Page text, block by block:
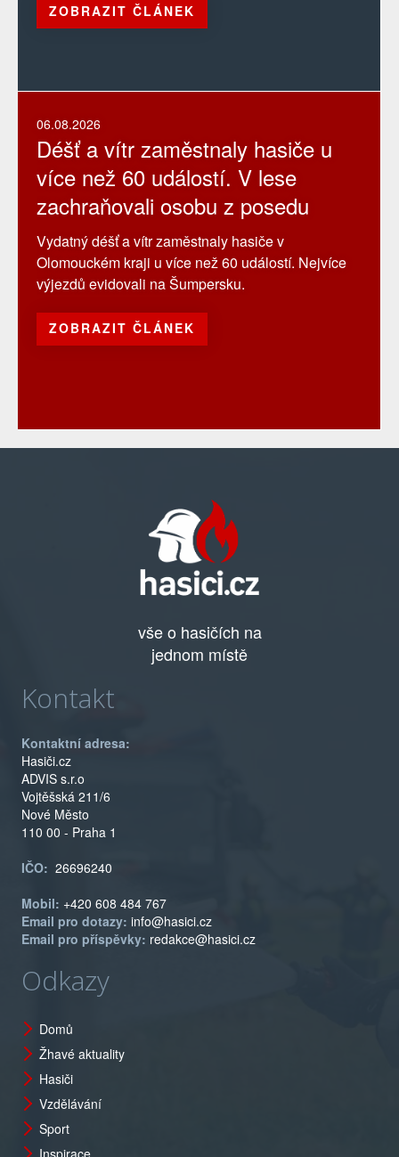
ZOBRAZIT ČLÁNEK
06.08.2026
Déšť a vítr zaměstnaly hasiče u
více než 60 událostí. V lese
zachraňovali osobu z posedu
Vydatný déšť a vítr zaměstnaly hasiče v
Olomouckém kraji u více než 60 událostí. Nejvíce
výjezdů evidovali na Šumpersku.
ZOBRAZIT ČLÁNEK
vše o hasičích na
jednom místě
Kontakt
Kontaktní adresa:
Hasiči.cz
ADVIS s.r.o
Vojtěšská 211/6
Nové Město
110 00 - Praha 1
IČO: 26696240
Mobil: +420 608 484 767
Email pro dotazy: info@hasici.cz
Email pro příspěvky: redakce@hasici.cz
Odkazy
Domů
Žhavé aktuality
Hasiči
Vzdělávání
Sport
Inspirace